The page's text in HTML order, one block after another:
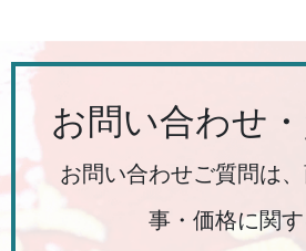
お問い合わせ
お問い合わせご質問は
事・価格に関